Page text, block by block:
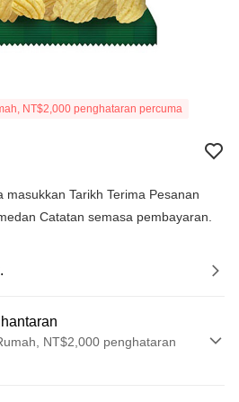
NT$2,000 penghataran percuma
masukkan Tarikh Terima Pesanan
Catatan semasa pembayaran.
NT$2,000 penghataran